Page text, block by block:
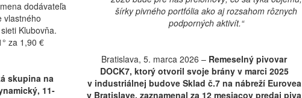
dodávateľa
vlastného
Klubovňa.
za 1,90 €
skupina na
11-
šírky pivného portfólia ako aj rozsahom rôznych
podporných aktivít.“
Bratislava, 5. marca 2026 – Remeselný pivovar
DOCK7, ktorý otvoril svoje brány v marci 2025
v industriálnej budove Sklad č.7 na nábreží Eurovea
v Bratislave, zaznamenal za 12 mesiacov predaj piva